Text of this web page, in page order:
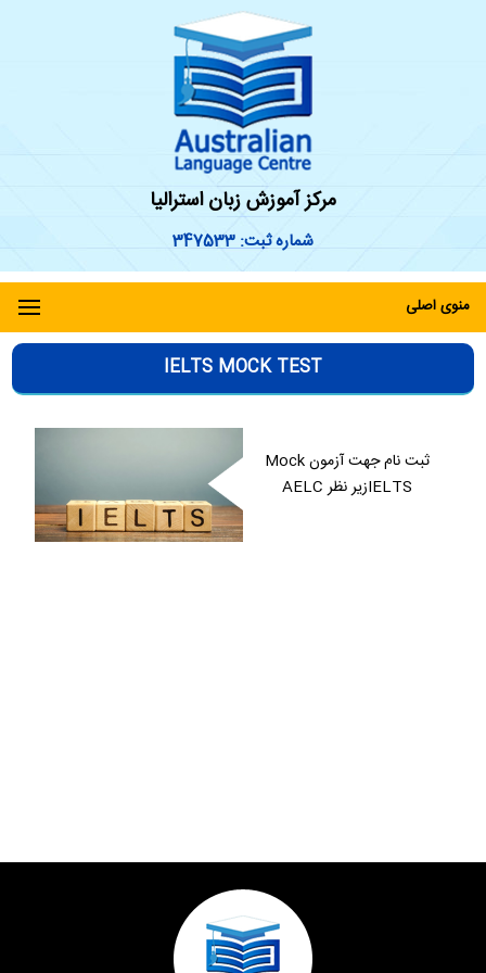
مرکز آموزش زبان استرالیا
شماره ثبت: 347533
منوی اصلی
IELTS MOCK TEST
ثبت نام جهت آزمون Mock
IELTSزیر نظر AELC